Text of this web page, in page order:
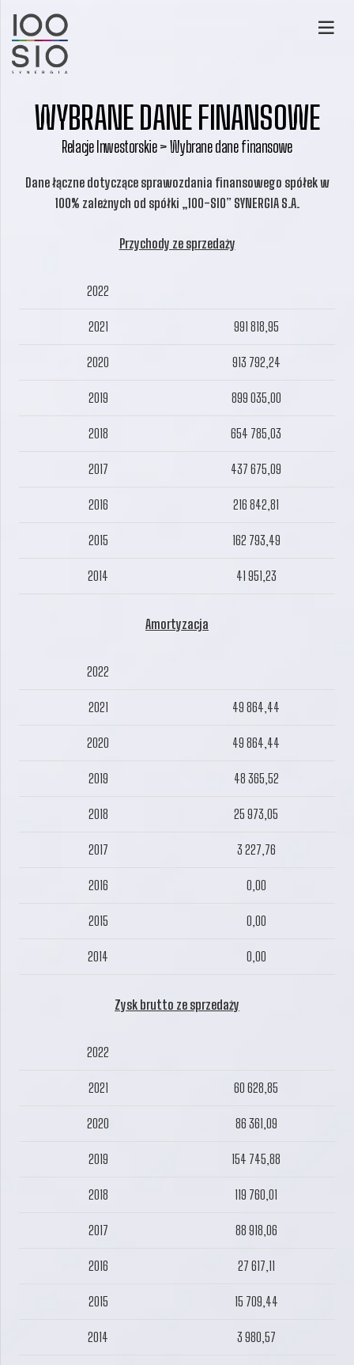
WYBRANE DANE FINANSOWE
Relacje Inwestorskie > Wybrane dane finansowe
Dane łączne dotyczące sprawozdania finansowego spółek w
100% zależnych od spółki „100-SIO” SYNERGIA S.A.
Przychody ze sprzedaży
2022
2021 991 818,95
2020 913 792,24
2019 899 035,00
2018 654 785,03
2017 437 675,09
2016 216 842,81
2015 162 793,49
2014 41 951,23
Amortyzacja
2022
2021 49 864,44
2020 49 864,44
2019 48 365,52
2018 25 973,05
2017 3 227,76
2016 0,00
2015 0,00
2014 0,00
Zysk brutto ze sprzedaży
2022
2021 60 628,85
2020 86 361,09
2019 154 745,88
2018 119 760,01
2017 88 918,06
2016 27 617,11
2015 15 709,44
2014 3 980,57